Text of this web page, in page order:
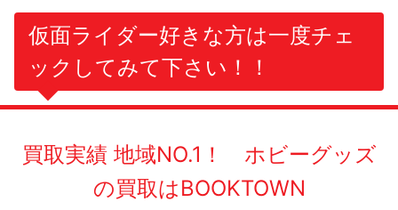
仮面ライダー好きな方は一度チェ
ックしてみて下さい！！
買取実績 地域NO.1！ ホビーグッズ
の買取はBOOKTOWN